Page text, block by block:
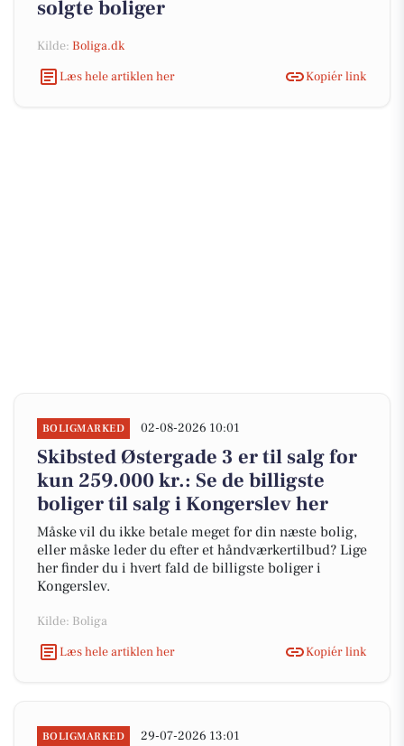
solgte boliger
Kilde: Boliga.dk
Læs hele artiklen her
Kopiér link
BOLIGMARKED 02-08-2026 10:01
Skibsted Østergade 3 er til salg for
kun 259.000 kr.: Se de billigste
boliger til salg i Kongerslev her
Måske vil du ikke betale meget for din næste bolig,
eller måske leder du efter et håndværkertilbud? Lige
her finder du i hvert fald de billigste boliger i
Kongerslev.
Kilde: Boliga
Læs hele artiklen her
Kopiér link
BOLIGMARKED 29-07-2026 13:01